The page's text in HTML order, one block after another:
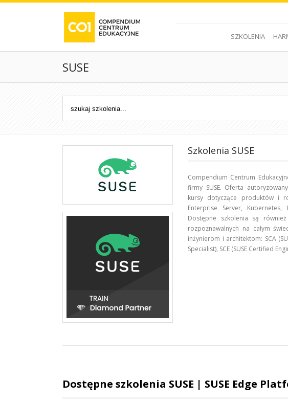
SZKOLENIA
SUSE
Szkolenia SUSE
Compendium Centrum
firmy SUSE. Oferta
kursy dotyczące produktów i
Enterprise Server, Kubernetes,
Dostępne szkolenia są
rozpoznawalnych na całym
inżynierom i architektom: SCA
Specialist), SCE (SUSE Certified
Dostępne szkolenia SUSE | SUSE Edge